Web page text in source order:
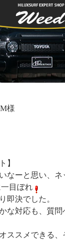
HILUXSURF
EXPERT
SHOP Weed
様
】
なーと思い、ネ
一目ぼれ
即決でした。
な対応も、質
ススメできる